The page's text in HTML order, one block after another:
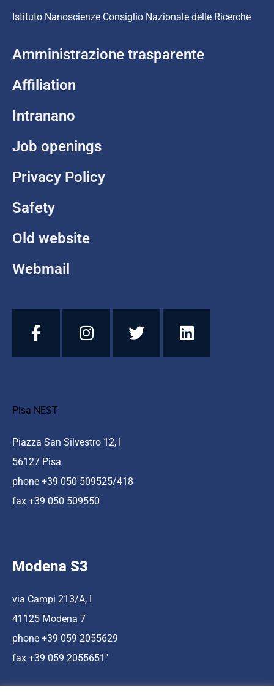
Istituto Nanoscienze Consiglio Nazionale delle Ricerche
Amministrazione trasparente
Affiliation
Intranano
Job openings
Privacy Policy
Safety
Old website
Webmail
Pisa NEST
Piazza San Silvestro 12, I
56127 Pisa
phone +39 050 509525/418
fax +39 050 509550
Modena S3
via Campi 213/A, I
41125 Modena 7
phone +39 059 2055629
fax +39 059 2055651″